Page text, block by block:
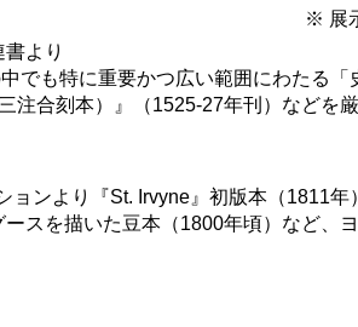
※ 展
より
でも特に重要かつ広い範囲にわたる「
注合刻本）』（1525-27年刊）などを厳
ンより『St. Irvyne』初版本（1811年
スを描いた豆本（1800年頃）など、